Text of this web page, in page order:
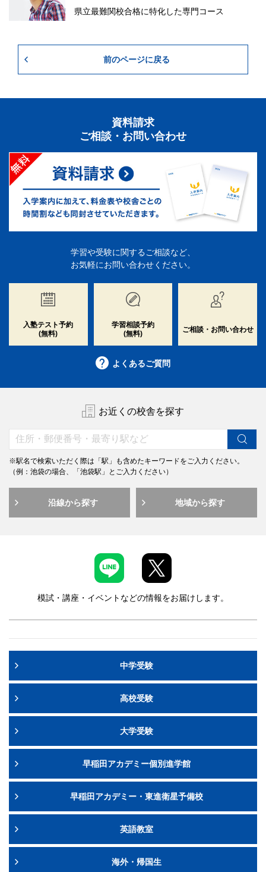
県立最難関校合格に特化した専門コース
前のページに戻る
資料請求
ご相談・お問い合わせ
学習や受験に関するご相談など、
お気軽にお問い合わせください。
入塾テスト予約
(無料)
学習相談予約
(無料)
ご相談・お問い合わせ
よくあるご質問
お近くの校舎を探す
※駅名で検索いただく際は「駅」も含めたキーワードをご入力ください。
（例：池袋の場合、「池袋駅」とご入力ください）
沿線から探す 地域から探す
模試・講座・イベントなどの情報をお届けします。
中学受験
高校受験
大学受験
早稲田アカデミー個別進学館
早稲田アカデミー・東進衛星予備校
英語教室
海外・帰国生